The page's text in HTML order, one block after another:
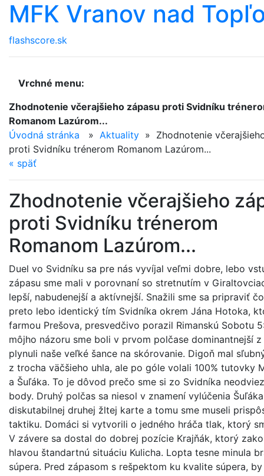
MFK Vranov nad
flashscore.sk
Vrchné menu:
Zhodnotenie včerajšieho zápasu proti Svidníku
Romanom Lazúrom...
Úvodná stránka
» Aktuality » Zhodnotenie
proti Svidníku trénerom Romanom Lazúrom...
« späť
Zhodnotenie včerajšieho
proti Svidníku trénerom
Romanom Lazúrom...
Duel vo Svidníku sa pre nás vyvíjal veľmi dobre, lebo
zápasu sme mali v porovnaní so stretnutím v
lepší, nabudenejší a aktívnejší. Snažili sme sa pripraviť
preto lebo identický tím Svidníka okrem Jána Hotoka,
farmou Prešova, presvedčivo porazil Rimanskú Sobotu
môjho názoru sme boli v prvom polčase dominantnejší
plynuli naše veľké šance na skórovanie. Digoň mal
z trocha väčšieho uhla, ale po góle volali 100% tutovky
a Šuľáka. To je dôvod prečo sme si zo Svidníka
body. Druhý polčas sa niesol v znamení vylúčenia
diskutabilnej druhej žltej karte a tomu sme museli
taktiku. Domáci si vytvorili o jedného hráča tlak, ktorý
V závere sa dostal do dobrej pozície Krajňák, ktorý
hlavou štandartnú situáciu Kulicha. Lopta tesne minula
súpera. Pred zápasom s rešpektom ku kvalite súpera,